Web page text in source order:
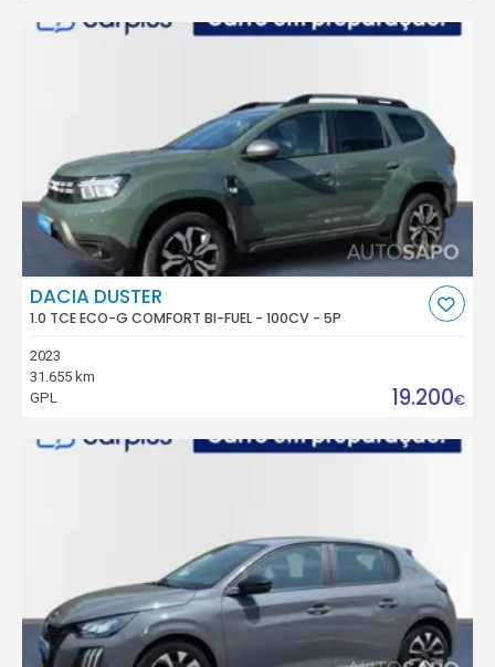
DACIA DUSTER
1.0 TCE ECO-G COMFORT BI-FUEL - 100CV - 5P
2023
31.655 km
GPL
19.200€